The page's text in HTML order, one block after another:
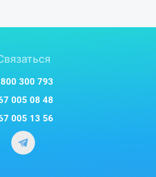
300 793
005 08 48
005 13 56